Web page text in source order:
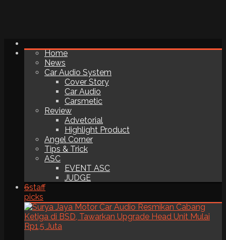
Home
News
Car Audio System
Cover Story
Car Audio
Carsmetic
Review
Advetorial
Highlight Product
Angel Corner
Tips & Trick
ASC
EVENT ASC
JUDGE
6staff
picks